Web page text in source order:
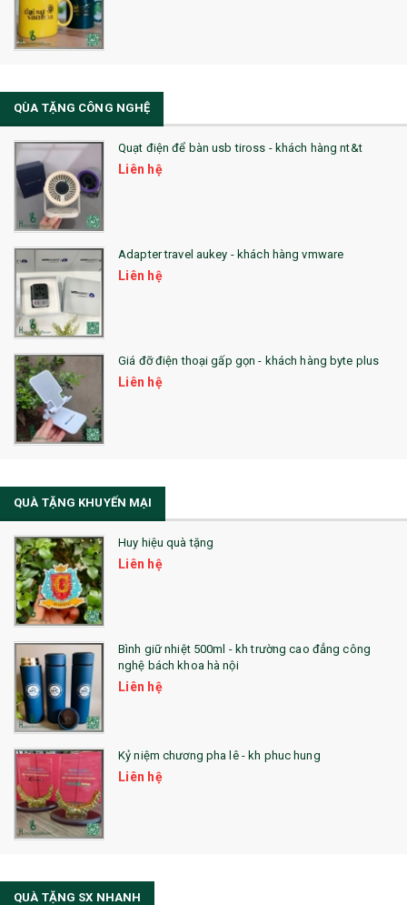
32. TÚI VẢI BỐ
33. MŨ LƯỠI TRAI
36. QUẠT NHỰA QUẢNG CÁO
QUÀ TẶNG KHUYẾN MẠI
QUÀ TẶNG SX NHANH
QUÀ TẶNG HỘI THẢO
QUÀ TẶNG CÔNG NGHỆ
SẢN PHẨM ĐÃ THỰC HIỆN
QUÀ TẶNG SỨC KHỎE
SẢN PHẨM MỚI 2021
Sổ Sạc Đa Năng
La Fonte
QÙA TẶNG CÔNG NGHỆ
Quạt điện để bàn usb tiross - khách hàng nt&t
Liên hệ
Adapter travel aukey - khách hàng vmware
Liên hệ
Giá đỡ điện thoại gấp gọn - khách hàng byte plus
Liên hệ
QUÀ TẶNG KHUYẾN MẠI
Huy hiệu quà tặng
Liên hệ
Bình giữ nhiệt 500ml - kh trường cao đẳng công
nghệ bách khoa hà nội
Liên hệ
Kỷ niệm chương pha lê - kh phuc hung
Liên hệ
QUÀ TẶNG SX NHANH